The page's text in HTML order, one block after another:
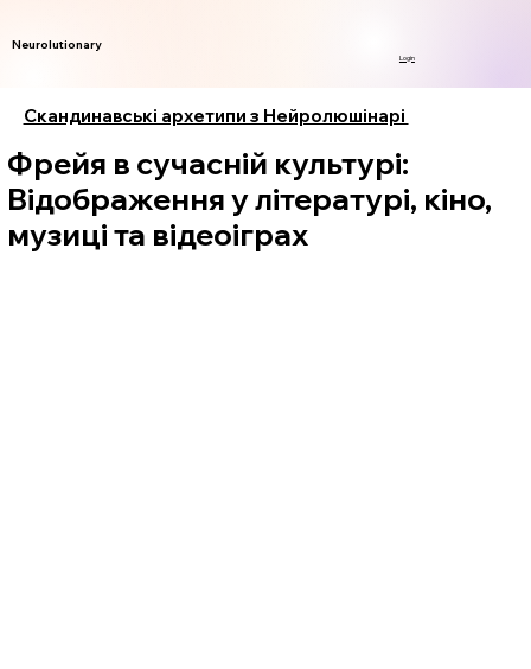
Neurolutionary
Login
Скандинавські архетипи з Нейролюшінарі
Фрейя в сучасній культурі:
Відображення у літературі, кіно,
музиці та відеоіграх